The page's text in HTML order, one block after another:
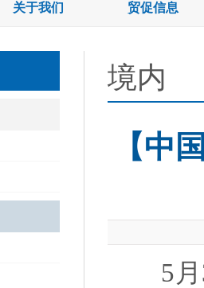
关于我们 贸促信息
境内
【中
5月31